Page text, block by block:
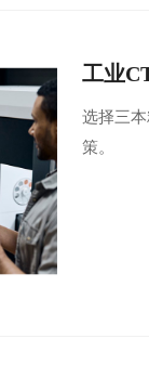
工业
选择三
策。